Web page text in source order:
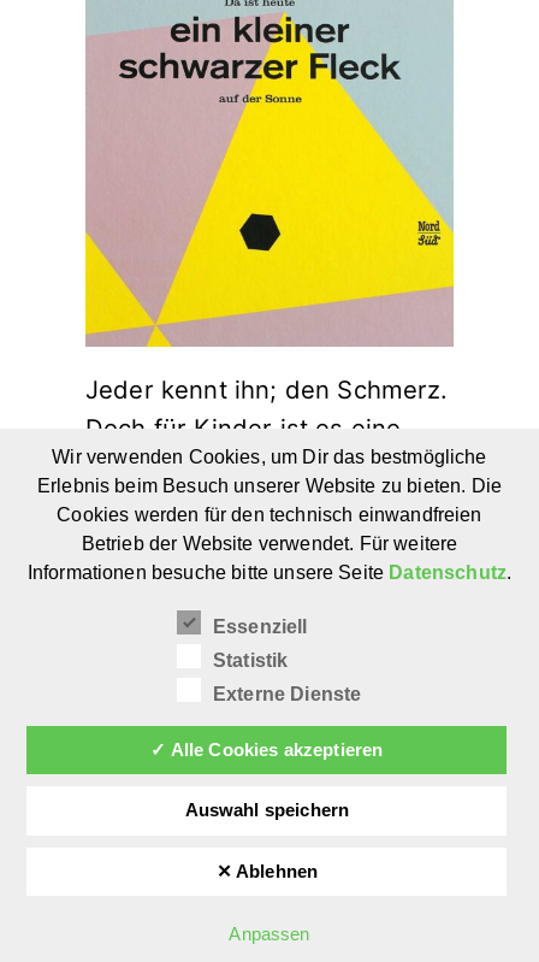
Jeder kennt ihn; den Schmerz.
Doch für Kinder ist es eine
neue und oftmals schlimme
Erfahrung. In »Da ist heute ein
kleiner schwarzer Fleck auf
der Sonne« beschreibt Malo
seinen Schmerz und das
Sprechen darüber hilft ihm,
damit umzugehen.
Weiterlesen
Wir verwenden Cookies, um Dir das bestmögliche
Erlebnis beim Besuch unserer Website zu bieten. Die
Cookies werden für den technisch einwandfreien
Betrieb der Website verwendet. Für weitere
Informationen besuche bitte unsere Seite Datenschutz.
Essenziell
Statistik
Externe Dienste
✓ Alle Cookies akzeptieren
Auswahl speichern
✕ Ablehnen
Anpassen